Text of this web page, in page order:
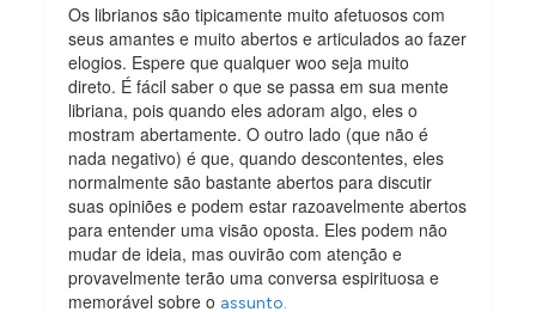
Os librianos são tipicamente muito afetuosos com
seus amantes e muito abertos e articulados ao fazer
elogios. Espere que qualquer woo seja muito
direto. É fácil saber o que se passa em sua mente
libriana, pois quando eles adoram algo, eles o
mostram abertamente. O outro lado (que não é
nada negativo) é que, quando descontentes, eles
normalmente são bastante abertos para discutir
suas opiniões e podem estar razoavelmente abertos
para entender uma visão oposta. Eles podem não
mudar de ideia, mas ouvirão com atenção e
provavelmente terão uma conversa espirituosa e
memorável sobre o assunto.